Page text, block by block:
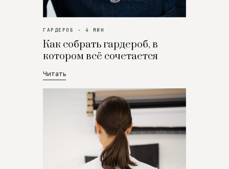
ГАРДЕРОБ · 4 МИН
Как собрать гардероб, в
котором всё сочетается
Читать